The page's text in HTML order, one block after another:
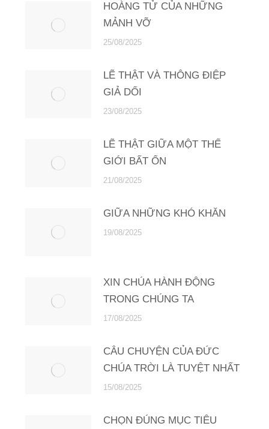
HOÀNG TỬ CỦA NHỮNG
MẢNH VỠ
25/08/2025
LẼ THẬT VÀ THÔNG ĐIỆP
GIẢ DỐI
23/08/2025
LẼ THẬT GIỮA MỘT THẾ
GIỚI BẤT ỔN
21/08/2025
GIỮA NHỮNG KHÓ KHĂN
19/08/2025
XIN CHÚA HÀNH ĐỘNG
TRONG CHÚNG TA
17/08/2025
CÂU CHUYỆN CỦA ĐỨC
CHÚA TRỜI LÀ TUYỆT NHẤT
15/08/2025
CHỌN ĐÚNG MỤC TIÊU